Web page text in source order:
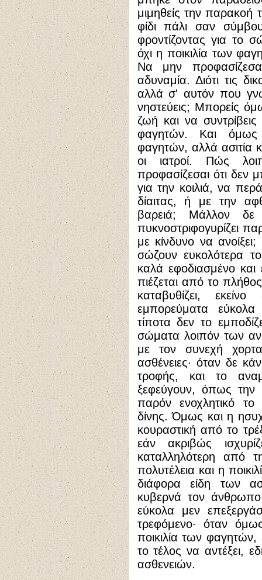
μιμηθείς την
φίδι πάλι σαν
φροντίζοντας για το
όχι η ποικιλία των
Να μην
αδυναμία. Διότι τις
αλλά σ' αυτόν που
νηστεύεις; Μπορείς
ζωή και να
φαγητών. Και όμως
φαγητών, αλλά ασιτία
οι ιατροί. Πώς
προφασίζεσαι ότι δεν
για την κοιλιά, να
δίαιτας, ή με την
βαρειά; Μάλλον
πυκνοστριφογυρίζει
με κίνδυνο να
σώζουν ευκολότερα
καλά εφοδιασμένο
πιέζεται από το
καταβυθίζει,
εμπορεύματα εύκολα
τίποτα δεν το
σώματα λοιπόν των
με τον συνεχή
ασθένειες· όταν δε
τροφής, και το
ξεφεύγουν, όπως την
παρόν ενοχλητικό
δίνης. Όμως και η
κουραστική από το
εάν ακριβώς
καταλληλότερη από
πολυτέλεια και η
διάφορα είδη των
κυβερνά τον άνθρωπο
εύκολα μεν
τρεφόμενο· όταν
ποικιλία των
το τέλος να αντέξει,
ασθενειών.